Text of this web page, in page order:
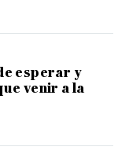
esperar y
venir a la